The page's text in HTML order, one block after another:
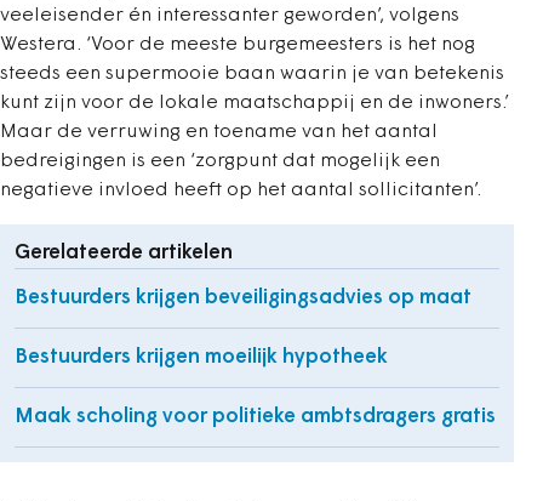
veeleisender én interessanter geworden’, volgens
Westera. ‘Voor de meeste burgemeesters is het nog
steeds een supermooie baan waarin je van betekenis
kunt zijn voor de lokale maatschappij en de inwoners.’
Maar de verruwing en toename van het aantal
bedreigingen is een ‘zorgpunt dat mogelijk een
negatieve invloed heeft op het aantal sollicitanten’.
Gerelateerde artikelen
Bestuurders krijgen beveiligingsadvies op maat
Bestuurders krijgen moeilijk hypotheek
Maak scholing voor politieke ambtsdragers gratis